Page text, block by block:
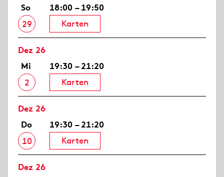
So
29
18:00 – 19:50
Karten
Dez 26
Mi
2
19:30 – 21:20
Karten
Dez 26
Do
10
19:30 – 21:20
Karten
Dez 26